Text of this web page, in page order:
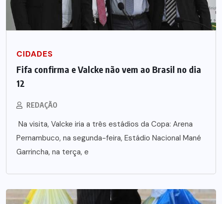
CIDADES
Fifa confirma e Valcke não vem ao Brasil no dia
12
REDAÇÃO
Na visita, Valcke iria a três estádios da Copa: Arena
Pernambuco, na segunda-feira, Estádio Nacional Mané
Garrincha, na terça, e